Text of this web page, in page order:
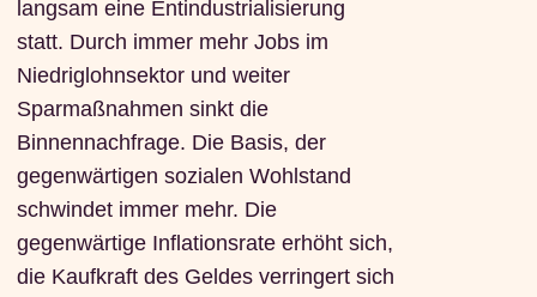
langsam eine Entindustrialisierung
statt. Durch immer mehr Jobs im
Niedriglohnsektor und weiter
Sparmaßnahmen sinkt die
Binnennachfrage. Die Basis, der
gegenwärtigen sozialen Wohlstand
schwindet immer mehr. Die
gegenwärtige Inflationsrate erhöht sich,
die Kaufkraft des Geldes verringert sich